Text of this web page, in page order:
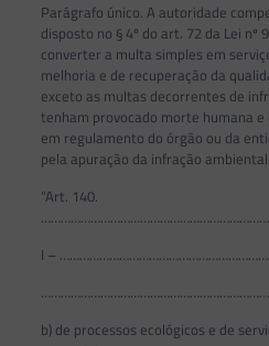
Parágrafo único. A autoridade
disposto no § 4º do art. 72 da Lei nº
converter a multa simples em
melhoria e de recuperação da
exceto as multas decorrentes de
tenham provocado morte humana
em regulamento do órgão ou da
pela apuração da infração
“Art. 140.
I –
b) de processos ecológicos e de